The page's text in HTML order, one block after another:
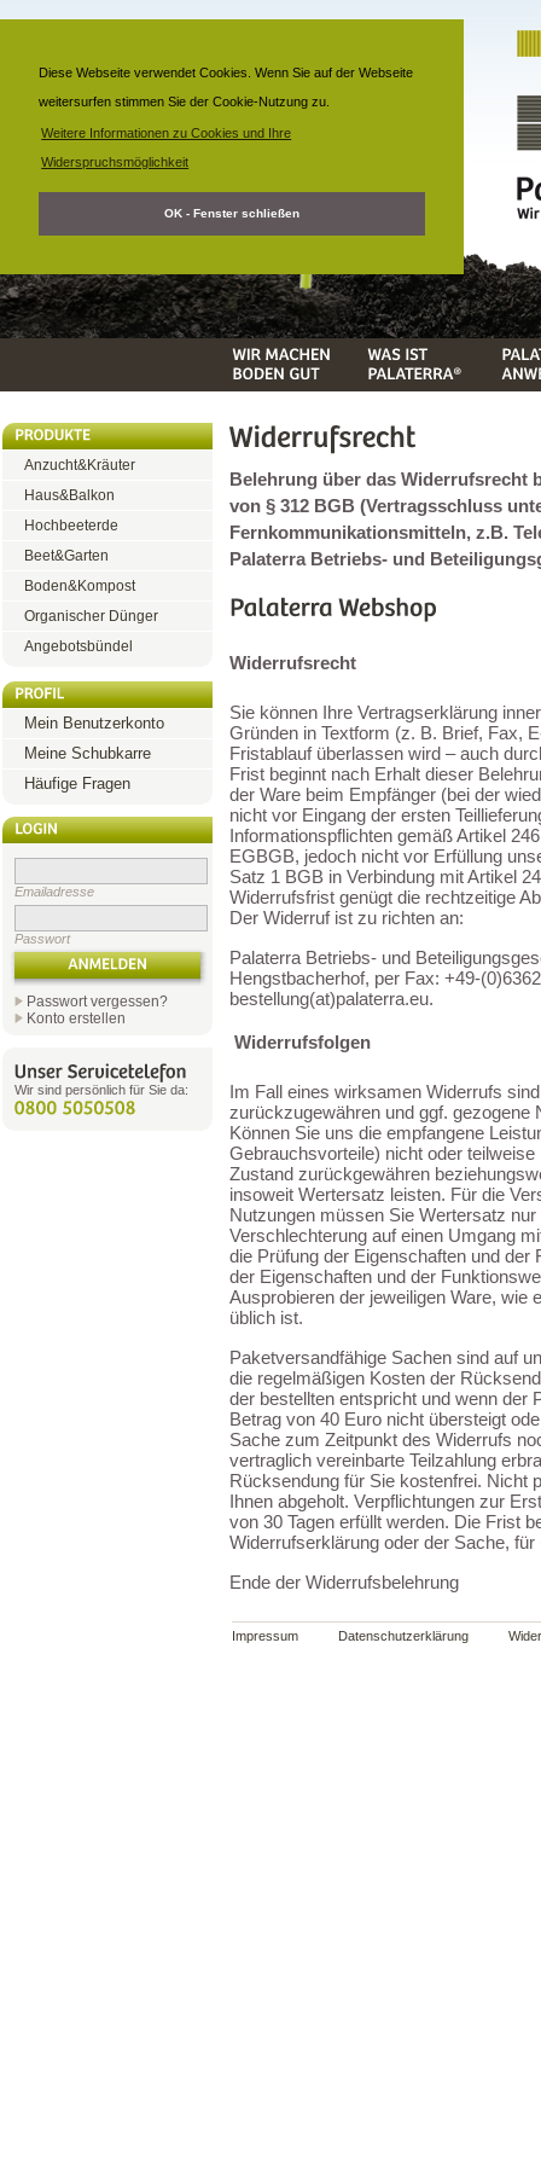
Diese Webseite verwendet Cookies. Wenn Sie auf der Webseite
weitersurfen stimmen Sie der Cookie-Nutzung zu.
Weitere Informationen zu Cookies und Ihre
Widerspruchsmöglichkeit
OK - Fenster schließen
Anzucht&Kräuter
Haus&Balkon
Hochbeeterde
Beet&Garten
Boden&Kompost
Organischer Dünger
Angebotsbündel
Mein Benutzerkonto
Meine Schubkarre
Häufige Fragen
Emailadresse
Passwort
Passwort vergessen?
Konto erstellen
Wir sind persönlich für Sie da:
Belehrung über das Widerrufsrecht
von § 312 BGB (Vertragsschluss
Fernkommunikationsmitteln, z.B.
Palaterra Betriebs- und
Widerrufsrecht
Sie können Ihre Vertragserklärung
Gründen in Textform (z. B. Brief, Fax,
Fristablauf überlassen wird – auch
Frist beginnt nach Erhalt dieser
der Ware beim Empfänger (bei der
nicht vor Eingang der ersten
Informationspflichten gemäß Artikel
EGBGB, jedoch nicht vor Erfüllung
Satz 1 BGB in Verbindung mit Artikel
Widerrufsfrist genügt die rechtzeitige
Der Widerruf ist zu richten an:
Palaterra Betriebs- und
Hengstbacherhof, per Fax: +49-
bestellung(at)palaterra.eu.
Widerrufsfolgen
Im Fall eines wirksamen Widerrufs
zurückzugewähren und ggf. gezogene
Können Sie uns die empfangene
Gebrauchsvorteile) nicht oder
Zustand zurückgewähren
insoweit Wertersatz leisten. Für die
Nutzungen müssen Sie Wertersatz
Verschlechterung auf einen Umgang
die Prüfung der Eigenschaften und der
der Eigenschaften und der
Ausprobieren der jeweiligen Ware, wie
üblich ist.
Paketversandfähige Sachen sind auf
die regelmäßigen Kosten der
der bestellten entspricht und wenn der
Betrag von 40 Euro nicht übersteigt
Sache zum Zeitpunkt des Widerrufs
vertraglich vereinbarte Teilzahlung
Rücksendung für Sie kostenfrei. Nicht
Ihnen abgeholt. Verpflichtungen zur
von 30 Tagen erfüllt werden. Die Frist
Widerrufserklärung oder der Sache,
Ende der Widerrufsbelehrung
Impressum Datenschutzerklärung